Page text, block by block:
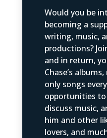
Would you be
becoming a
writing, music,
productions?
and in return,
Chase’s
only songs
opportunities to
discuss music,
him and other
lovers, and